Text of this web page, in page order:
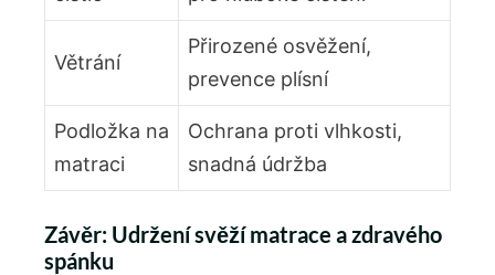
Větrání
Přirozené osvěžení,
prevence plísní
Podložka na
matraci
Ochrana proti vlhkosti,
snadná údržba
Závěr: Udržení svěží matrace a zdravého
spánku